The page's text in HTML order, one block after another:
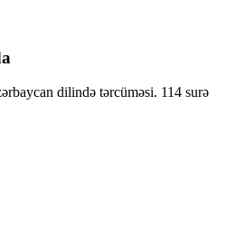
dilində tərcüməsi. 114 surə